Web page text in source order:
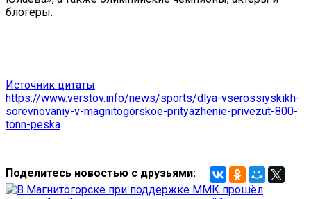
блогеры.
Источник цитаты
https://www.verstov.info/news/sports/dlya-vserossiyskikh-
sorevnovaniy-v-magnitogorskoe-prityazhenie-privezut-800-
tonn-peska
Поделитесь новостью с друзьями: